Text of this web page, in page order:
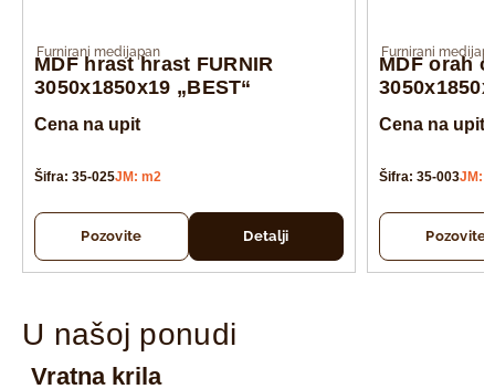
Furnirani medijapan
MDF hrast hrast FURNIR
3050x1850x19 „BEST“
Cena na upit
Šifra: 35-025JM: m2
Pozovite Detalji
Furnirani
MDF orah
Cena na upit
Šifra: 35-003JM:
Pozovite
U našoj ponudi
Vratna krila